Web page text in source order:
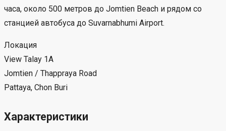
часа, около 500 метров до Jomtien Beach и рядом со
станцией автобуса до Suvarnabhumi Airport.
Локация
View Talay 1A
Jomtien / Thappraya Road
Pattaya, Chon Buri
Характеристики